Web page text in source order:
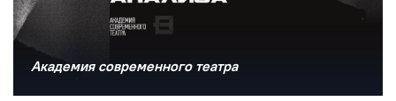
Академия современного театра